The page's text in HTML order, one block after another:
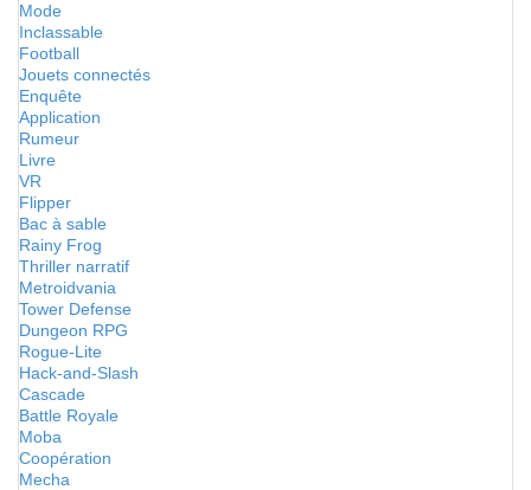
Mode
Inclassable
Football
Jouets connectés
Enquête
Application
Rumeur
Livre
VR
Flipper
Bac à sable
Rainy Frog
Thriller narratif
Metroidvania
Tower Defense
Dungeon RPG
Rogue-Lite
Hack-and-Slash
Cascade
Battle Royale
Moba
Coopération
Mecha